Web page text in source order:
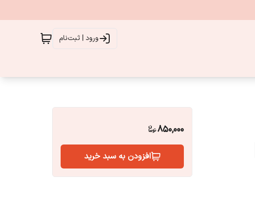
ورود | ثبت‌نام
850,000
افزودن به سبد خرید